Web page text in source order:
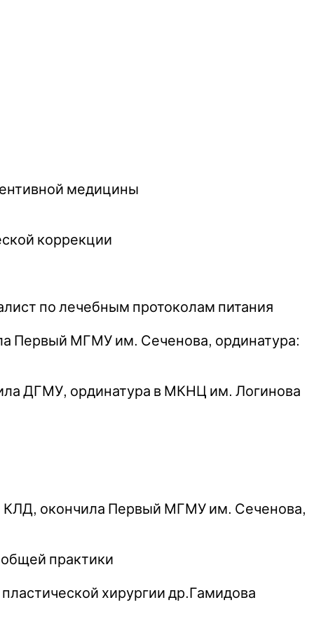
медицины
коррекции
по лечебным протоколам питания
Первый МГМУ им. Сеченова, ординатура:
ДГМУ, ординатура в МКНЦ им. Логинова
КЛД, окончила Первый МГМУ им. Сеченова,
практики
хирургии др.Гамидова